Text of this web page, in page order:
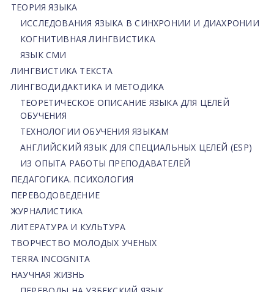
ТЕОРИЯ ЯЗЫКА
ИССЛЕДОВАНИЯ ЯЗЫКА В СИНХРОНИИ И ДИАХРОНИИ
КОГНИТИВНАЯ ЛИНГВИСТИКА
ЯЗЫК СМИ
ЛИНГВИСТИКА ТЕКСТА
ЛИНГВОДИДАКТИКА И МЕТОДИКА
ТЕОРЕТИЧЕСКОЕ ОПИСАНИЕ ЯЗЫКА ДЛЯ ЦЕЛЕЙ
ОБУЧЕНИЯ
ТЕХНОЛОГИИ ОБУЧЕНИЯ ЯЗЫКАМ
АНГЛИЙСКИЙ ЯЗЫК ДЛЯ СПЕЦИАЛЬНЫХ ЦЕЛЕЙ (ESP)
ИЗ ОПЫТА РАБОТЫ ПРЕПОДАВАТЕЛЕЙ
ПЕДАГОГИКА. ПСИХОЛОГИЯ
ПЕРЕВОДОВЕДЕНИЕ
ЖУРНАЛИСТИКА
ЛИТЕРАТУРА И КУЛЬТУРА
ТВОРЧЕСТВО МОЛОДЫХ УЧЕНЫХ
TERRA INCOGNITA
НАУЧНАЯ ЖИЗНЬ